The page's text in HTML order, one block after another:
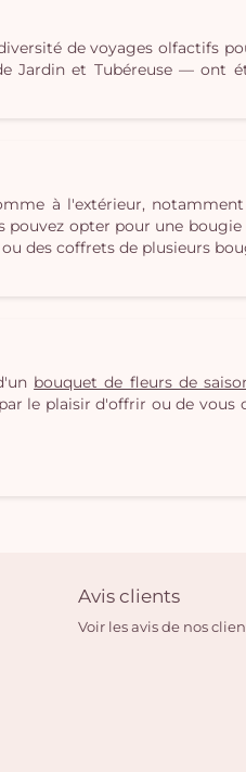
de voyages olfactifs
Jardin et Tubéreuse — ont
à l'extérieur,
opter pour une bougie
des coffrets de plusieurs
bouquet de fleurs de
le plaisir d'offrir ou de vous
Avis clients
Voir les avis de nos